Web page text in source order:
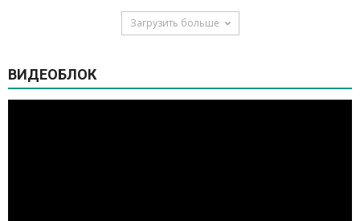
Загрузить больше
ВИДЕОБЛОК